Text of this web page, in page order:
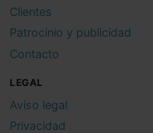
Clientes
Patrocinio y publicidad
Contacto
LEGAL
Aviso legal
Privacidad